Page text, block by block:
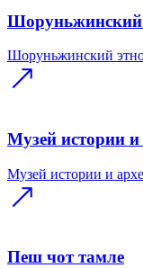
Шоруньжинский
Шоруньжинский
Музей истории и
Музей истории и
Пеш чот тамле